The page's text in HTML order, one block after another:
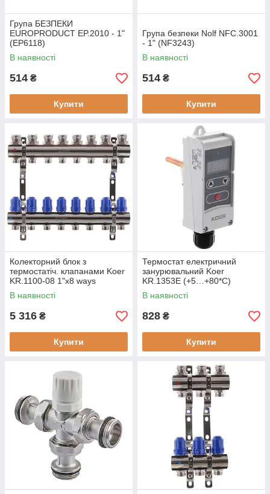
Група БЕЗПЕКИ
EUROPRODUCT EP.2010 - 1"
(EP6118)
В наявності
514 ₴
Купити
Група безпеки Nolf NFC.3001
- 1" (NF3243)
В наявності
514 ₴
Купити
Колекторний блок з
термостатіч. клапанами Koer
KR.1100-08 1"x8 ways
(KR2634)
В наявності
5 316 ₴
Купити
Термостат електричний
занурювальний Koer
KR.1353E (+5…+80*C)
(KP2780)
В наявності
828 ₴
Купити